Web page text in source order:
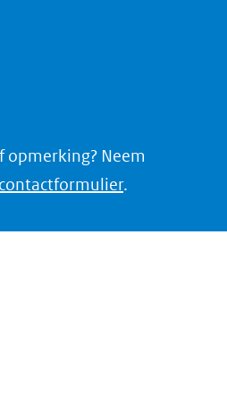
opmerking? Neem
contactformulier.